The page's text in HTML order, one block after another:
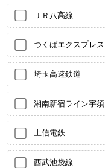
ＪＲ八高線
つくばエクスプレス
埼玉高速鉄道
湘南新宿ライン宇須
上信電鉄
西武池袋線